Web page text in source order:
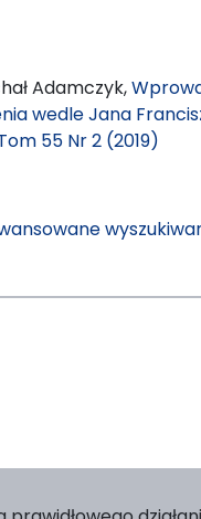
Adamczyk,
wedle Jana
55 Nr 2 (2019)